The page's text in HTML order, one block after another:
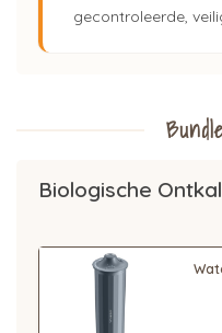
gecontroleerde,
Biologische